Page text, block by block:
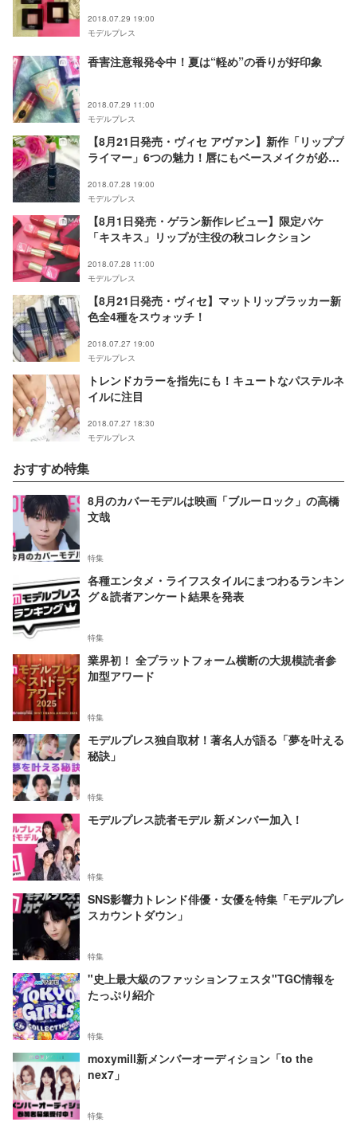
2018.07.29 19:00
モデルプレス
香害注意報発令中！夏は“軽め”の香りが好印象
2018.07.29 11:00
モデルプレス
【8月21日発売・ヴィセ アヴァン】新作「リッププ
ライマー」6つの魅力！唇にもベースメイクが必
2018.07.28 19:00
モデルプレス
【8月1日発売・ゲラン新作レビュー】限定パケ
「キスキス」リップが主役の秋コレクション
2018.07.28 11:00
モデルプレス
【8月21日発売・ヴィセ】マットリップラッカー新
色全4種をスウォッチ！
2018.07.27 19:00
モデルプレス
トレンドカラーを指先にも！キュートなパステルネ
イルに注目
2018.07.27 18:30
モデルプレス
おすすめ特集
8月のカバーモデルは映画「ブルーロック」の高橋
文哉
特集
各種エンタメ・ライフスタイルにまつわるランキン
グ＆読者アンケート結果を発表
特集
業界初！ 全プラットフォーム横断の大規模読者参
加型アワード
特集
モデルプレス独自取材！著名人が語る「夢を叶える
秘訣」
特集
モデルプレス読者モデル 新メンバー加入！
特集
SNS影響力トレンド俳優・女優を特集「モデルプレ
スカウントダウン」
特集
"史上最大級のファッションフェスタ"TGC情報を
たっぷり紹介
特集
moxymill新メンバーオーディション「to the
nex7」
特集